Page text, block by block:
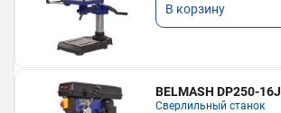
В корзину
BELMASH DP250-16J
Сверлильный станок